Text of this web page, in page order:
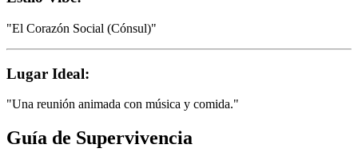
"El Corazón Social (Cónsul)"
Lugar Ideal:
"Una reunión animada con música y comida."
Guía de Supervivencia